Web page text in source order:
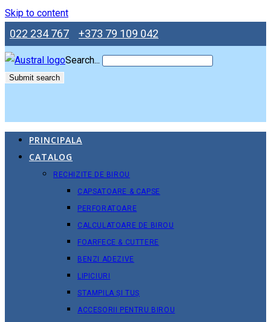
Skip to content
022 234 767 +373 79 109 042
Search...
Submit search
PRINCIPALA
CATALOG
RECHIZITE DE BIROU
CAPSATOARE & CAPSE
PERFORATOARE
CALCULATOARE DE BIROU
FOARFECE & CUTTERE
BENZI ADEZIVE
LIPICIURI
STAMPILA ȘI TUȘ
ACCESORII PENTRU BIROU